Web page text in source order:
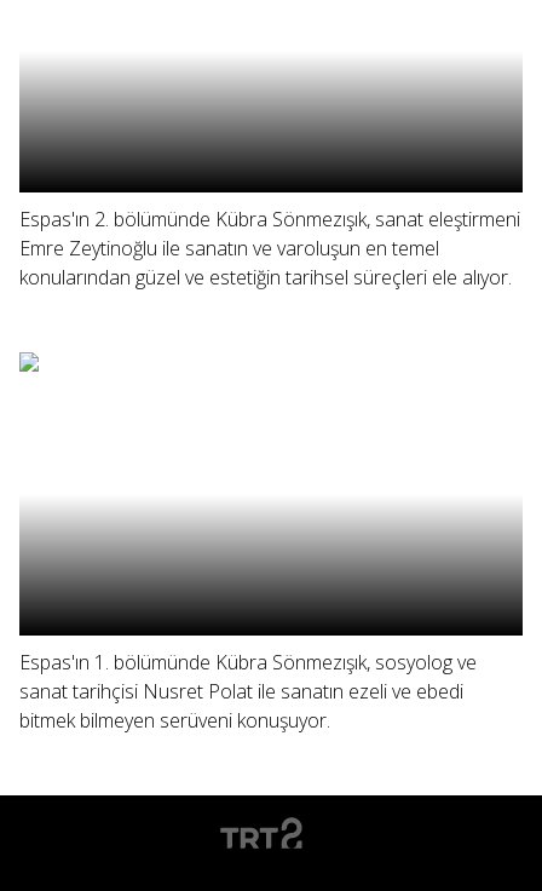
Espas'ın 2. bölümünde Kübra Sönmezışık, sanat eleştirmeni
Emre Zeytinoğlu ile sanatın ve varoluşun en temel
konularından güzel ve estetiğin tarihsel süreçleri ele alıyor.
Espas'ın 1. bölümünde Kübra Sönmezışık, sosyolog ve
sanat tarihçisi Nusret Polat ile sanatın ezeli ve ebedi
bitmek bilmeyen serüveni konuşuyor.